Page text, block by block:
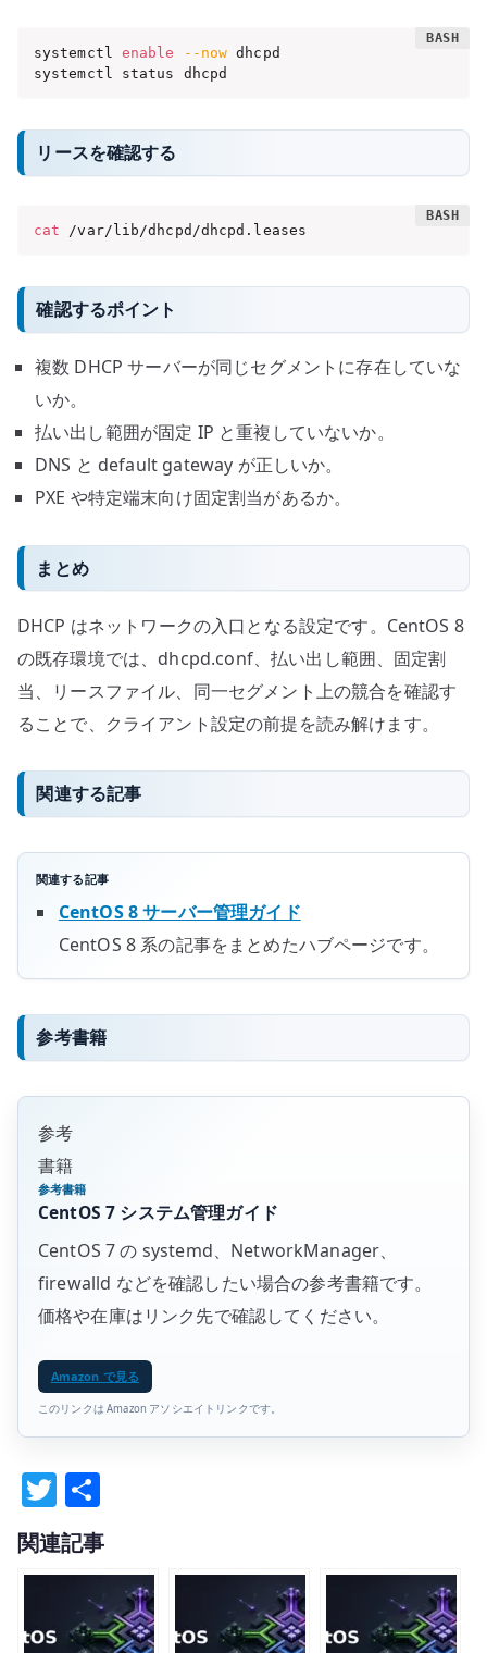
systemctl enable --now dhcpd
systemctl status dhcpd
リースを確認する
cat /var/lib/dhcpd/dhcpd.leases
確認するポイント
複数 DHCP サーバーが同じセグメントに存在していな
いか。
払い出し範囲が固定 IP と重複していないか。
DNS と default gateway が正しいか。
PXE や特定端末向け固定割当があるか。
まとめ
DHCP はネットワークの入口となる設定です。CentOS 8
の既存環境では、dhcpd.conf、払い出し範囲、固定割
当、リースファイル、同一セグメント上の競合を確認す
ることで、クライアント設定の前提を読み解けます。
関連する記事
関連する記事
CentOS 8 サーバー管理ガイド
CentOS 8 系の記事をまとめたハブページです。
参考書籍
参考
書籍
参考書籍
CentOS 7 システム管理ガイド
CentOS 7 の systemd、NetworkManager、
firewalld などを確認したい場合の参考書籍です。
価格や在庫はリンク先で確認してください。
Amazon で見る
このリンクは Amazon アソシエイトリンクです。
T
w
it
te
r
有
関連記事